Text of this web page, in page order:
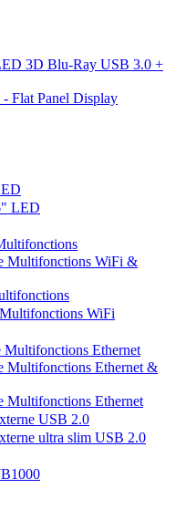
3D Blu-Ray USB 3.0 +
Flat Panel Display
LED
Multifonctions WiFi &
WiFi
Multifonctions Ethernet
Multifonctions Ethernet &
Multifonctions Ethernet
USB 2.0
ultra slim USB 2.0